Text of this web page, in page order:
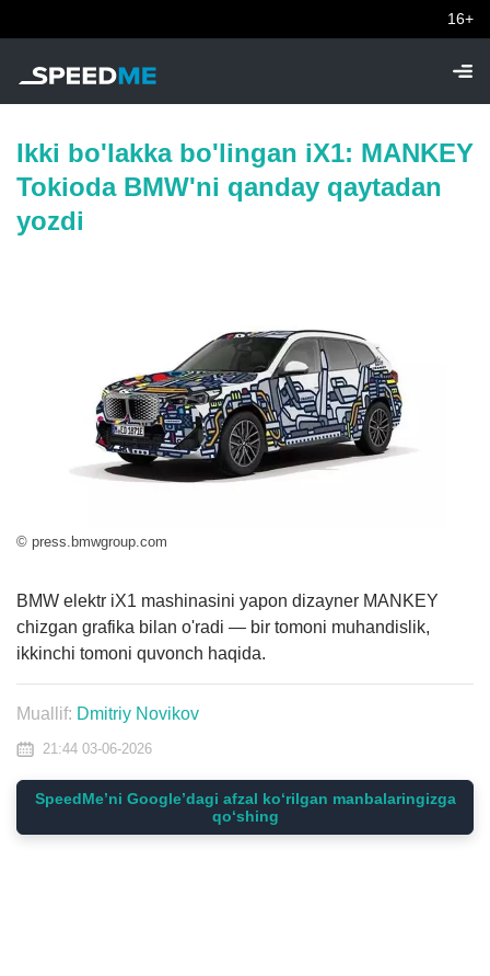
16+
Ikki bo'lakka bo'lingan iX1: MANKEY
Tokioda BMW'ni qanday qaytadan
yozdi
© press.bmwgroup.com
BMW elektr iX1 mashinasini yapon dizayner MANKEY
chizgan grafika bilan o'radi — bir tomoni muhandislik,
ikkinchi tomoni quvonch haqida.
Muallif: Dmitriy Novikov
21:44 03-06-2026
SpeedMe’ni Google’dagi afzal ko‘rilgan manbalaringizga
qo‘shing